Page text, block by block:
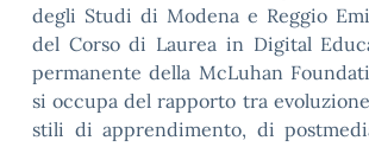
degli Studi di Modena e Reggio
del Corso di Laurea in Digital
permanente della McLuhan
si occupa del rapporto tra
stili di apprendimento, di